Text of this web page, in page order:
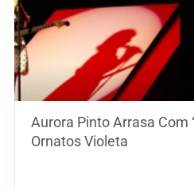
Aurora Pinto Arrasa Com
Ornatos Violeta